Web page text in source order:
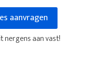
aanvragen
nergens aan vast!